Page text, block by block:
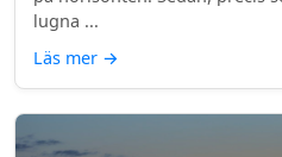
lugna ...
Läs mer →